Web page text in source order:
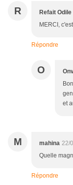
R Refait Odile
MERCI,
Répondre
O
et
M mahina 22/
Quelle
Répondre